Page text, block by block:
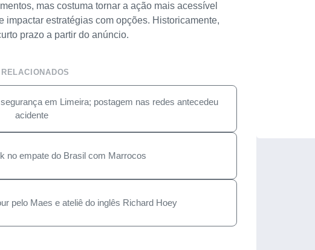
mas costuma tornar a ação mais acessível
estratégias com opções. Historicamente,
prazo a partir do anúncio.
em Limeira; postagem nas redes antecedeu
acidente
no empate do Brasil com Marrocos
pelo Maes e ateliê do inglês Richard Hoey